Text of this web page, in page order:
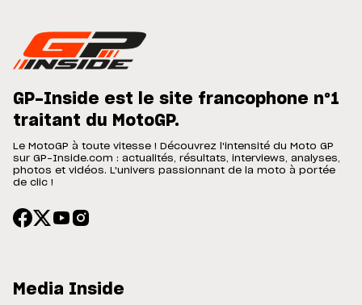
GP-Inside est le site francophone n°1
traitant du MotoGP.
Le MotoGP à toute vitesse ! Découvrez l'intensité du Moto GP
sur GP-Inside.com : actualités, résultats, interviews, analyses,
photos et vidéos. L'univers passionnant de la moto à portée
de clic !
Media Inside